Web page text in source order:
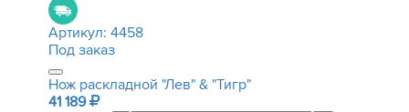
Артикул: 4458
Под заказ
Нож раскладной "Лев" & "Тигр"
41 189